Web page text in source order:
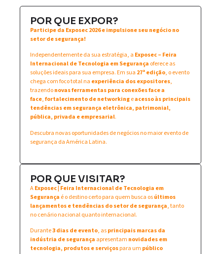
POR QUE EXPOR?
Participe da Exposec 2026 e impulsione seu negócio no
setor de segurança!
Independentemente da sua estratégia, a Exposec – Feira
Internacional de Tecnologia em Segurança oferece as
soluções ideais para sua empresa. Em sua 27ª edição, o evento
chega com foco total na experiência dos expositores,
trazendonovas ferramentas para conexões face a
face,fortalecimento de networkingeacesso às principais
tendências em segurança eletrônica, patrimonial,
pública, privada e empresarial.
Descubra novas oportunidades de negócios no maior evento de
segurança da América Latina.
POR QUE VISITAR?
AExposec | Feira Internacional de Tecnologia em
Segurança é o destino certo para quem busca osúltimos
lançamentos e tendências do setor de segurança, tanto
no cenário nacional quanto internacional.
Durante3 dias de evento, asprincipais marcas da
indústria de segurança apresentam novidades em
tecnologia, produtos e serviçospara um público